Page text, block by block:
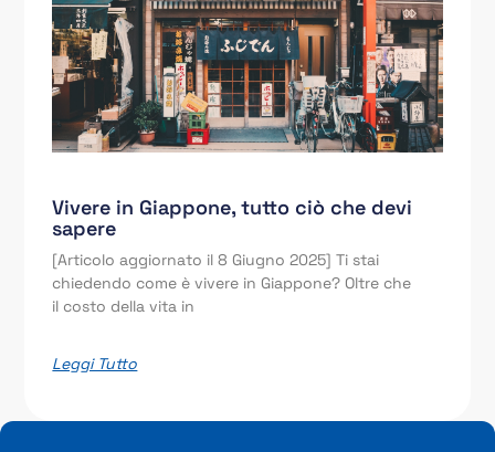
Vivere in Giappone, tutto ciò che devi
sapere
[Articolo aggiornato il 8 Giugno 2025] Ti stai
chiedendo come è vivere in Giappone? Oltre che
il costo della vita in
Leggi Tutto